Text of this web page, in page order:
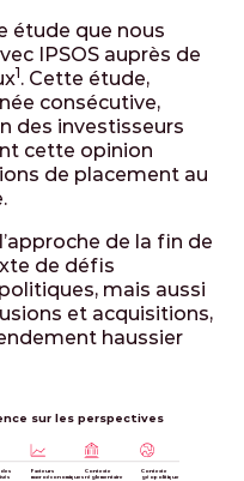
étude que nous
IPSOS auprès de
1. Cette étude,
consécutive,
des investisseurs
cette opinion
de placement au
de la fin de
de défis
mais aussi
et acquisitions,
haussier
sur les perspectives
des Facteurs
macroéconomiques
Contexte
réglementaire
Contexte
géopolitique